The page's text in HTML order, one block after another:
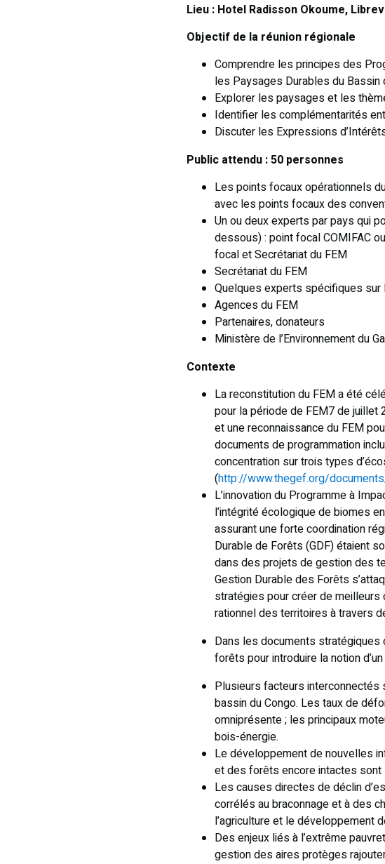
Lieu : Hotel Radisson Okoume,
Objectif de la réunion régionale
Comprendre les principes des
les Paysages Durables du Bassin
Explorer les paysages et les
Identifier les complémentarités
Discuter les Expressions
Public attendu : 50 personnes
Les points focaux opérationnels
avec les points focaux des
Un ou deux experts par pays qui
dessous) : point focal COMIFAC
focal et Secrétariat du FEM
Secrétariat du FEM
Quelques experts spécifiques
Agences du FEM
Partenaires, donateurs
Ministère de l’Environnement du
Contexte
La reconstitution du FEM a été
pour la période de FEM7 de juillet
et une reconnaissance du FEM
documents de programmation
concentration sur trois types
(http://www.thegef.org/
L’innovation du Programme à
l’intégrité écologique de biomes
assurant une forte coordination
Durable de Forêts (GDF) étaient
dans des projets de gestion des
Gestion Durable des Forêts
stratégies pour créer de
rationnel des territoires à travers
Dans les documents stratégiques
forêts pour introduire la notion
Plusieurs facteurs
bassin du Congo. Les taux de
omniprésente ; les principaux
bois-énergie.
Le développement de nouvelles
et des forêts encore intactes
Les causes directes de déclin
corrélés au braconnage et à des
l’agriculture et le développement
Des enjeux liés à l’extrême
gestion des aires protèges